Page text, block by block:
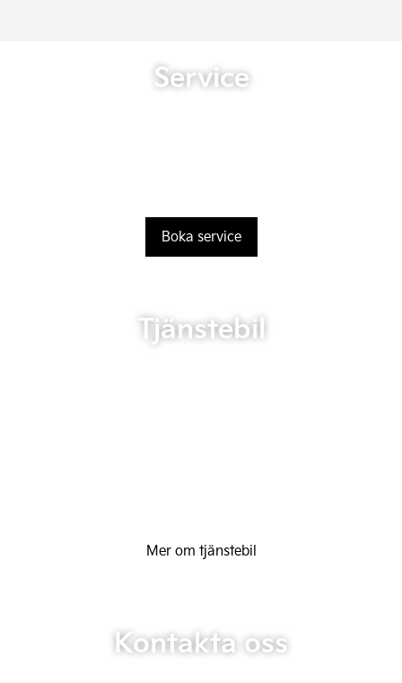
Service
Boka service
Tjänstebil
Mer om tjänstebil
Kontakta oss